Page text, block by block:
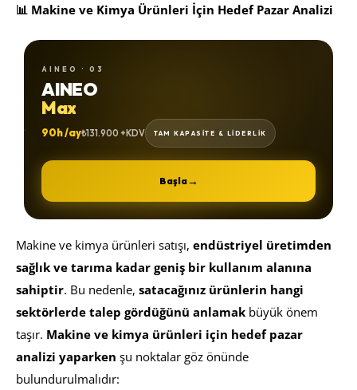
📊 Makine ve Kimya Ürünleri İçin Hedef Pazar Analizi
AINEO · 03
AINEO
Max
90h /ay₺131.900 +KDV TAM KAPASİTE & LİDERLİK
Başla→
Makine ve kimya ürünleri satışı, endüstriyel üretimden
sağlık ve tarıma kadar geniş bir kullanım alanına
sahiptir. Bu nedenle, satacağınız ürünlerin hangi
sektörlerde talep gördüğünü anlamak büyük önem
taşır. Makine ve kimya ürünleri için hedef pazar
analizi yaparken şu noktalar göz önünde
bulundurulmalıdır: